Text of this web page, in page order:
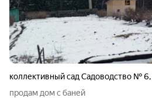
коллективный сад Садоводство № 6,
продам дом с баней